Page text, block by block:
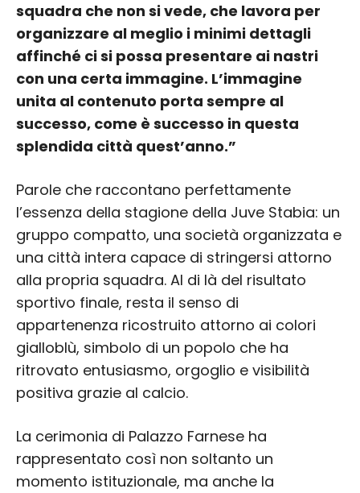
squadra che non si vede, che lavora per
organizzare al meglio i minimi dettagli
affinché ci si possa presentare ai nastri
con una certa immagine. L’immagine
unita al contenuto porta sempre al
successo, come è successo in questa
splendida città quest’anno.”
Parole che raccontano perfettamente
l’essenza della stagione della Juve Stabia: un
gruppo compatto, una società organizzata e
una città intera capace di stringersi attorno
alla propria squadra. Al di là del risultato
sportivo finale, resta il senso di
appartenenza ricostruito attorno ai colori
gialloblù, simbolo di un popolo che ha
ritrovato entusiasmo, orgoglio e visibilità
positiva grazie al calcio.
La cerimonia di Palazzo Farnese ha
rappresentato così non soltanto un
momento istituzionale, ma anche la